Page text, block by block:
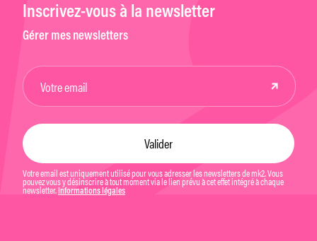
Inscrivez-vous à la newsletter
Gérer mes newsletters
Votre email est uniquement utilisé pour vous adresser les newsletters de mk2. Vous
pouvez vous y désinscrire à tout moment via le lien prévu à cet effet intégré à chaque
newsletter. Informations légales